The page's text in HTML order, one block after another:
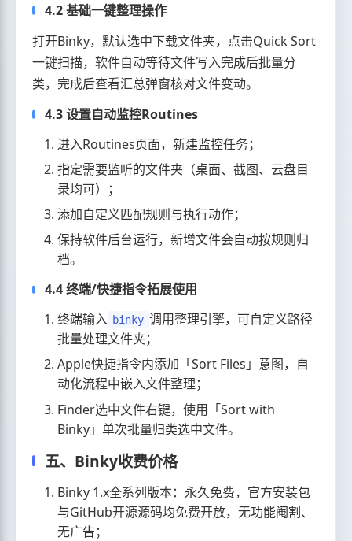
4.2 基础一键整理操作
打开Binky，默认选中下载文件夹，点击Quick Sort
一键扫描，软件自动等待文件写入完成后批量分
类，完成后查看汇总弹窗核对文件变动。
4.3 设置自动监控Routines
进入Routines页面，新建监控任务；
指定需要监听的文件夹（桌面、截图、云盘目
录均可）；
添加自定义匹配规则与执行动作；
保持软件后台运行，新增文件会自动按规则归
档。
4.4 终端/快捷指令拓展使用
终端输入 binky 调用整理引擎，可自定义路径
批量处理文件夹；
Apple快捷指令内添加「Sort Files」意图，自
动化流程中嵌入文件整理；
Finder选中文件右键，使用「Sort with
Binky」单次批量归类选中文件。
五、Binky收费价格
Binky 1.x全系列版本：永久免费，官方安装包
与GitHub开源源码均免费开放，无功能阉割、
无广告；